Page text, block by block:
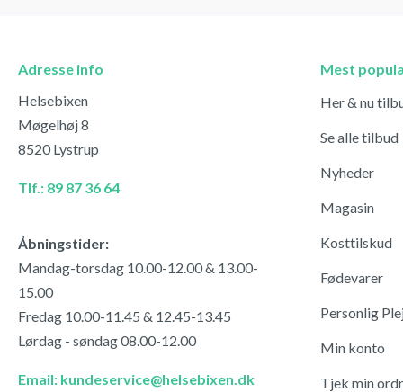
Adresse info
Helsebixen
Møgelhøj 8
8520 Lystrup
Tlf.: 89 87 36 64
Åbningstider:
Mandag-torsdag 10.00-12.00 & 13.00-
15.00
Fredag 10.00-11.45 & 12.45-13.45
Lørdag - søndag 08.00-12.00
Email: kundeservice@helsebixen.dk
Mest
Her & nu
Se alle tilbud
Nyheder
Magasin
Kosttilskud
Fødevarer
Personlig
Min konto
Tjek min